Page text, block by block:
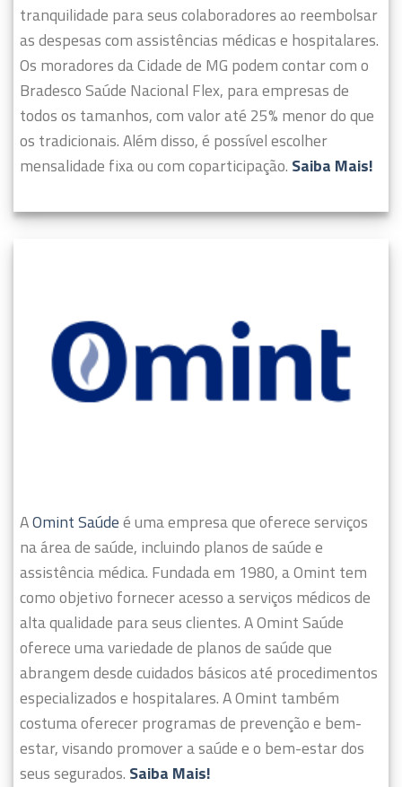
tranquilidade para seus colaboradores ao reembolsar
as despesas com assistências médicas e hospitalares.
Os moradores da Cidade de MG podem contar com o
Bradesco Saúde Nacional Flex, para empresas de
todos os tamanhos, com valor até 25% menor do que
os tradicionais. Além disso, é possível escolher
mensalidade fixa ou com coparticipação. Saiba Mais!
AOmint Saúdeé uma empresa que oferece serviços
na área de saúde, incluindo planos de saúde e
assistência médica. Fundada em 1980, a Omint tem
como objetivo fornecer acesso a serviços médicos de
alta qualidade para seus clientes.A Omint Saúde
oferece uma variedade de planos de saúde que
abrangem desde cuidados básicos até procedimentos
especializados e hospitalares. A Omint também
costuma oferecer programas de prevenção e bem-
estar, visando promover a saúde e o bem-estar dos
seus segurados. Saiba Mais!